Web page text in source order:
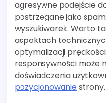
agresywne podejście
postrzegane jako
wyszukiwarek. Warto
aspektach
optymalizacji prędkości
responsywności może
doświadczenia
pozycjonowanie strony.